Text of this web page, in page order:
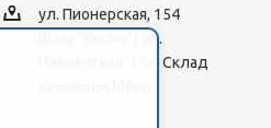
ул. Пионерская, 154
(база "Космо") ул.
Пионерская, 154, Склад